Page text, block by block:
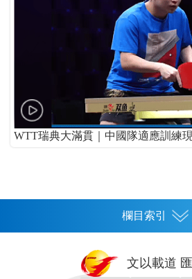
WTT瑞典大滿貫｜中國隊適應訓練
欄目索引
文以載道